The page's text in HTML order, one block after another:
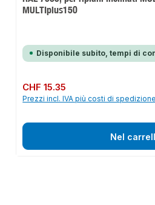
MULTIplus150
Disponibile subito, tempi di
Prezzo normale:
CHF 15.35
Prezzi incl. IVA più costi di spedizione
Nel